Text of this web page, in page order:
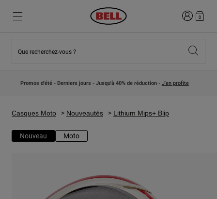
Nouveautés
Casques Motocross Enfant
Explorez Moto
Jet
Nouveautés
Lifestyle
Intégrales
Connexion
0
Que recherchez-vous ?
Promos d'été - Derniers jours - Jusqu'à 40% de réduction - J'en profite
Casques Moto Nouveautés Lithium Mips+ Blip
Nouveau Moto